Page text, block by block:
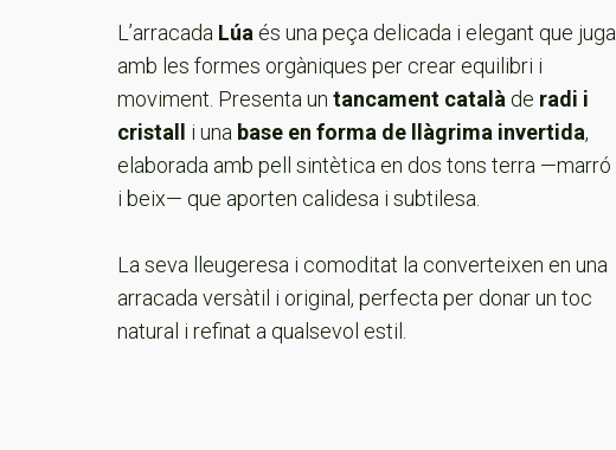
L’arracada Lúa és una peça delicada i elegant que juga
amb les formes orgàniques per crear equilibri i
moviment. Presenta un tancament català de radi i
cristall
i una base en forma de llàgrima invertida,
elaborada amb pell sintètica en dos tons terra —marró
i beix— que aporten calidesa i subtilesa.
La seva lleugeresa i comoditat la converteixen en una
arracada versàtil i original, perfecta per donar un toc
natural i refinat a qualsevol estil.